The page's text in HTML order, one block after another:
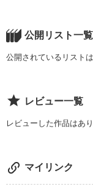
虹をかけるお祭り
助手にならないか
お金も仕事もない
虹職人になることを
世界一大きな虹を
虹を作る仕事を通
公開リスト一覧
公開されているリスト
レビュー一覧
レビューした作品はあり
マイリンク